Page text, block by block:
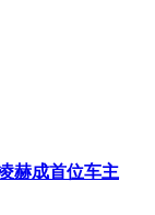
赫成首位车主